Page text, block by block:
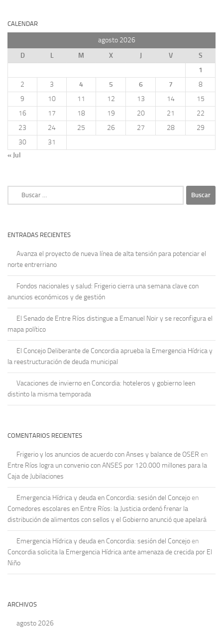
CALENDAR
agosto 2026
D
L M X J V
S
1
2
3 4 5 6 7
8
9
10 11 12 13 14
15
16
17 18 19 20 21
22
23
24 25 26 27 28
29
30
31
« Jul
ENTRADAS RECIENTES
Avanza el proyecto de nueva línea de alta tensión para potenciar el
norte entrerriano
Fondos nacionales y salud: Frigerio cierra una semana clave con
anuncios económicos y de gestión
El Senado de Entre Ríos distingue a Emanuel Noir y se reconfigura el
mapa político
El Concejo Deliberante de Concordia aprueba la Emergencia Hídrica y
la reestructuración de deuda municipal
Vacaciones de invierno en Concordia: hoteleros y gobierno leen
distinto la misma temporada
COMENTARIOS RECIENTES
Frigerio y los anuncios de acuerdo con Anses y balance de OSER en
Entre Ríos logra un convenio con ANSES por 120.000 millones para la
Caja de Jubilaciones
Emergencia Hídrica y deuda en Concordia: sesión del Concejo en
Comedores escolares en Entre Ríos: la Justicia ordenó frenar la
distribución de alimentos con sellos y el Gobierno anunció que apelará
Emergencia Hídrica y deuda en Concordia: sesión del Concejo en
Concordia solicita la Emergencia Hídrica ante amenaza de crecida por El
Niño
ARCHIVOS
agosto 2026